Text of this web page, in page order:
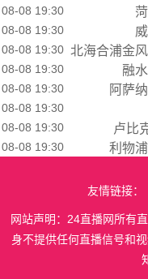
08-08 19:30
08-08 19:30
08-08 19:30 北海合浦金
08-08 19:30 融
08-08 19:30 阿萨
08-08 19:30
08-08 19:30 卢比
08-08 19:30 利物
友情链接：
网站声明：24直播网所有
身不提供任何直播信号和